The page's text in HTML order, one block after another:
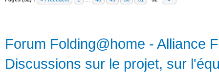
Forum Folding@home - Alliance
Discussions sur le projet, sur